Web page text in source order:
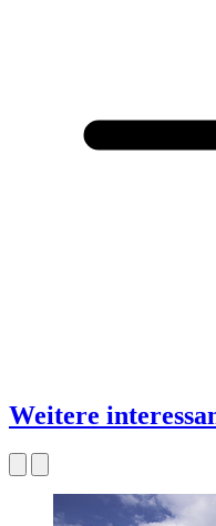
Weitere